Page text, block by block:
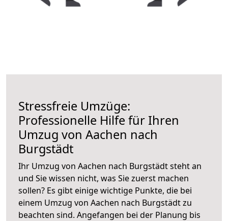
Stressfreie Umzüge:
Professionelle Hilfe für Ihren
Umzug von Aachen nach
Burgstädt
Ihr Umzug von Aachen nach Burgstädt steht an
und Sie wissen nicht, was Sie zuerst machen
sollen? Es gibt einige wichtige Punkte, die bei
einem Umzug von Aachen nach Burgstädt zu
beachten sind. Angefangen bei der Planung bis